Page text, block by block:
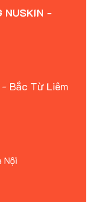
NUSKIN -
Bắc Từ Liêm
Nội